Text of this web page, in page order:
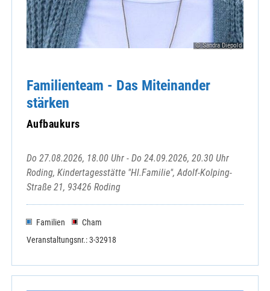
© Sandra Diepold
Familienteam - Das Miteinander
stärken
Aufbaukurs
Do 27.08.2026, 18.00 Uhr - Do 24.09.2026, 20.30 Uhr
Roding, Kindertagesstätte "Hl.Familie", Adolf-Kolping-
Straße 21, 93426 Roding
Familien
Cham
Veranstaltungsnr.: 3-32918